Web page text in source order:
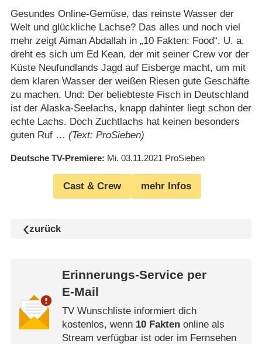
Gesundes Online-Gemüse, das reinste Wasser der
Welt und glückliche Lachse? Das alles und noch viel
mehr zeigt Aiman Abdallah in „10 Fakten: Food“. U. a.
dreht es sich um Ed Kean, der mit seiner Crew vor der
Küste Neufundlands Jagd auf Eisberge macht, um mit
dem klaren Wasser der weißen Riesen gute Geschäfte
zu machen. Und: Der beliebteste Fisch in Deutschland
ist der Alaska-Seelachs, knapp dahinter liegt schon der
echte Lachs. Doch Zuchtlachs hat keinen besonders
guten Ruf … (Text: ProSieben)
Deutsche TV-Premiere Mi. 03.11.2021 ProSieben
Cast & Crew mehr Infos
zurück
Erinnerungs-Service per
E-Mail
TV Wunschliste informiert dich
kostenlos, wenn 10 Faktenonline als
Stream verfügbar ist oder im Fernsehen